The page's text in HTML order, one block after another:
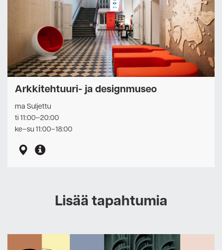
Arkkitehtuuri- ja designmuseo
ma Suljettu
ti 11:00–20:00
ke–su 11:00–18:00
Lisää tapahtumia